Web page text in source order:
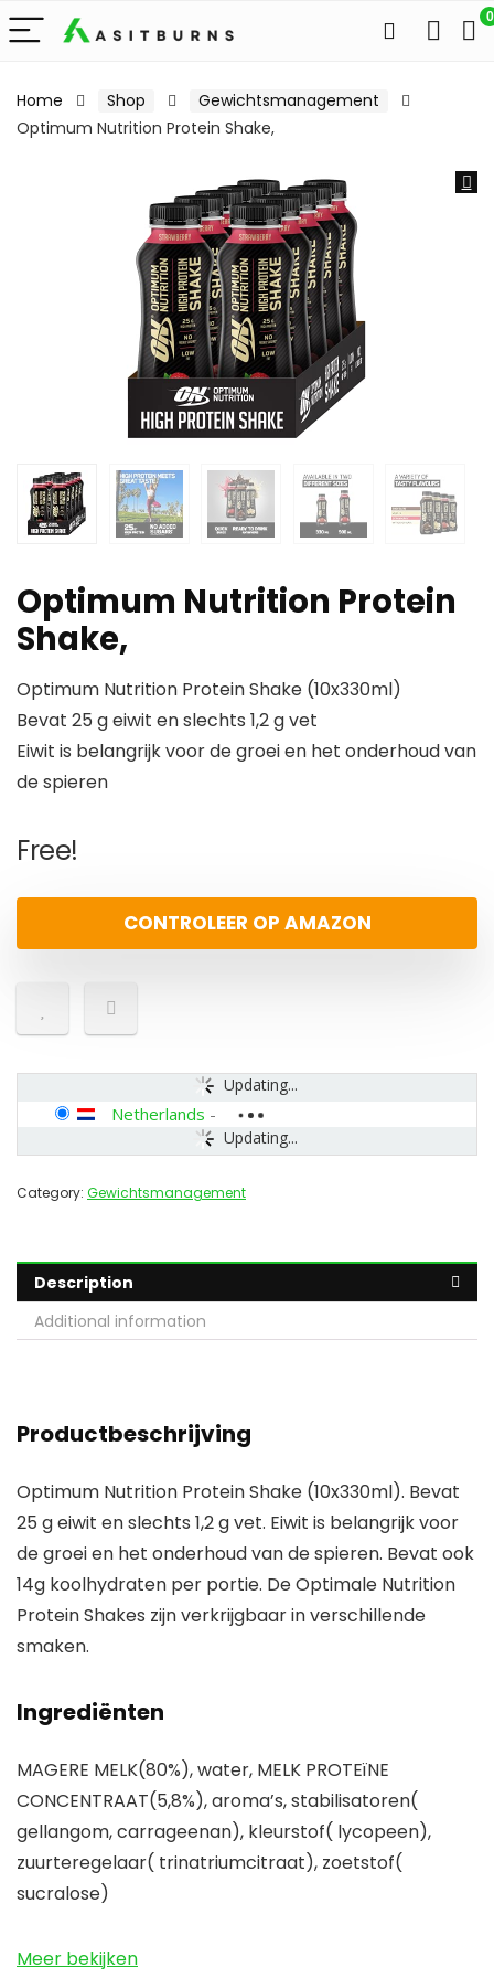
0
Home Shop
Gewichtsmanagement
Optimum Nutrition Protein Shake,
Optimum Nutrition Protein
Shake,
Optimum Nutrition Protein Shake (10x330ml)
Bevat 25 g eiwit en slechts 1,2 g vet
Eiwit is belangrijk voor de groei en het onderhoud van
de spieren
Free!
CONTROLEER OP AMAZON
Updating...
Updating...
Netherlands -
Category: Gewichtsmanagement
Description
Additional information
Productbeschrijving
Optimum Nutrition Protein Shake (10x330ml). Bevat
25 g eiwit en slechts 1,2 g vet. Eiwit is belangrijk voor
de groei en het onderhoud van de spieren. Bevat ook
14g koolhydraten per portie. De Optimale Nutrition
Protein Shakes zijn verkrijgbaar in verschillende
smaken.
Ingrediënten
MAGERE MELK(80%), water, MELK PROTEïNE
CONCENTRAAT(5,8%), aroma’s, stabilisatoren(
gellangom, carrageenan), kleurstof( lycopeen),
zuurteregelaar( trinatriumcitraat), zoetstof(
sucralose)
Meer bekijken